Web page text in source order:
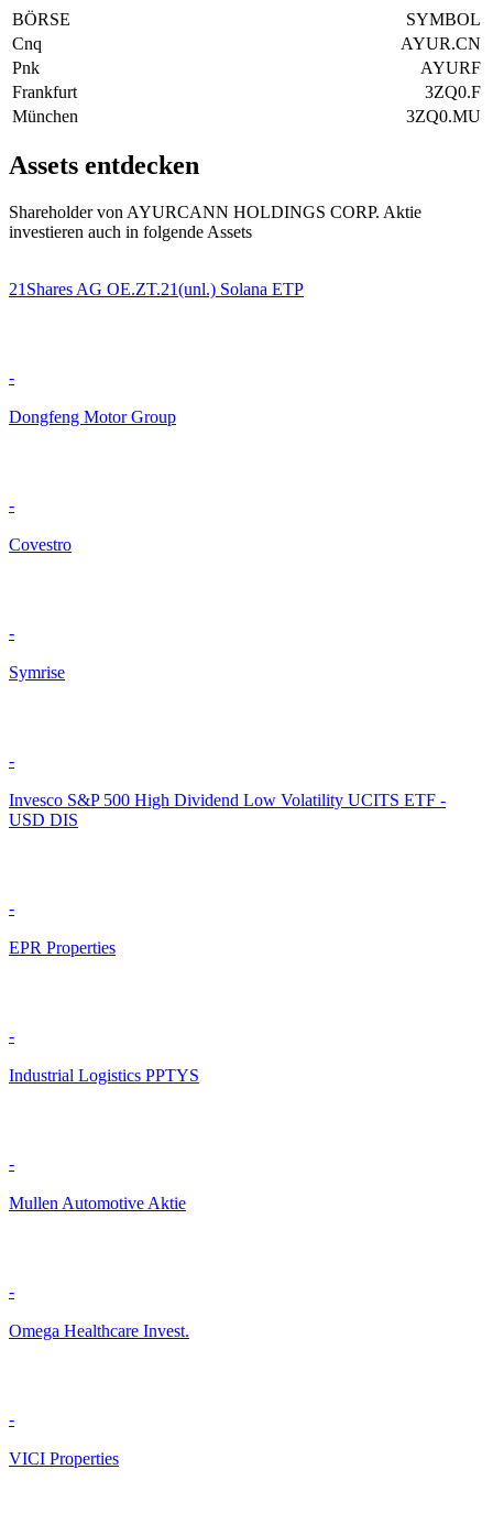
BÖRSE
SYMBOL
Cnq
AYUR.CN
Pnk
AYURF
Frankfurt
3ZQ0.F
München
3ZQ0.MU
Assets entdecken
Shareholder von AYURCANN HOLDINGS CORP. Aktie
investieren auch in folgende Assets
21Shares AG OE.ZT.21(unl.) Solana ETP
-
Dongfeng Motor Group
-
Covestro
-
Symrise
-
Invesco S&P 500 High Dividend Low Volatility UCITS ETF -
USD DIS
-
EPR Properties
-
Industrial Logistics PPTYS
-
Mullen Automotive Aktie
-
Omega Healthcare Invest.
-
VICI Properties